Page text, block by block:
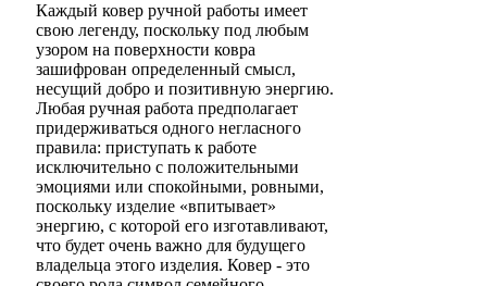
Каждый ковер ручной работы имеет
свою легенду, поскольку под любым
узором на поверхности ковра
зашифрован определенный смысл,
несущий добро и позитивную энергию.
Любая ручная работа предполагает
придерживаться одного негласного
правила: приступать к работе
исключительно с положительными
эмоциями или спокойными, ровными,
поскольку изделие «впитывает»
энергию, с которой его изготавливают,
что будет очень важно для будущего
владельца этого изделия. Ковер - это